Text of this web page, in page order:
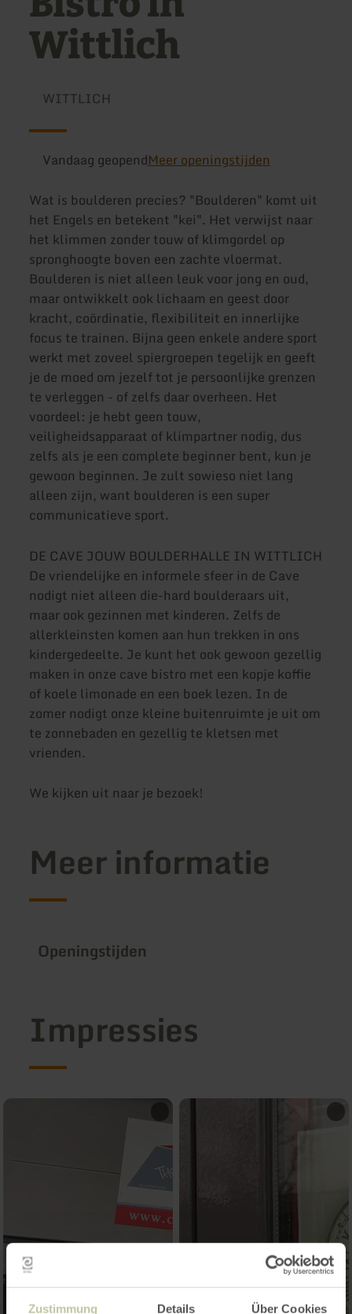
Zustimmung Details Über Cookies
Wittlich
WITTLICH
Vandaag geopendMeer openingstijden
Wat is boulderen precies? "Boulderen" komt uit
het Engels en betekent "kei". Het verwijst naar
het klimmen zonder touw of klimgordel op
spronghoogte boven een zachte vloermat.
Boulderen is niet alleen leuk voor jong en oud,
maar ontwikkelt ook lichaam en geest door
kracht, coördinatie, flexibiliteit en innerlijke
focus te trainen. Bijna geen enkele andere sport
werkt met zoveel spiergroepen tegelijk en geeft
je de moed om jezelf tot je persoonlijke grenzen
te verleggen - of zelfs daar overheen. Het
voordeel: je hebt geen touw,
veiligheidsapparaat of klimpartner nodig, dus
zelfs als je een complete beginner bent, kun je
gewoon beginnen. Je zult sowieso niet lang
alleen zijn, want boulderen is een super
communicatieve sport.
DE CAVE JOUW BOULDERHALLE IN WITTLICH
De vriendelijke en informele sfeer in de Cave
nodigt niet alleen die-hard boulderaars uit,
maar ook gezinnen met kinderen. Zelfs de
allerkleinsten komen aan hun trekken in ons
kindergedeelte. Je kunt het ook gewoon gezellig
maken in onze cave bistro met een kopje koffie
of koele limonade en een boek lezen. In de
zomer nodigt onze kleine buitenruimte je uit om
te zonnebaden en gezellig te kletsen met
vrienden.
We kijken uit naar je bezoek!
Meer informatie
Openingstijden
Impressies